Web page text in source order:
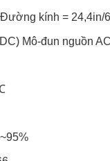
kính = 24,4in/
Mô-đun nguồn